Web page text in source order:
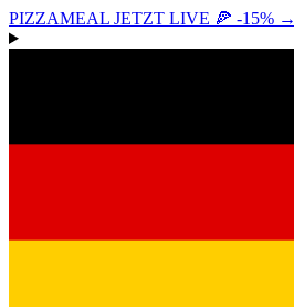
PIZZAMEAL JETZT LIVE 🍕 -15% →